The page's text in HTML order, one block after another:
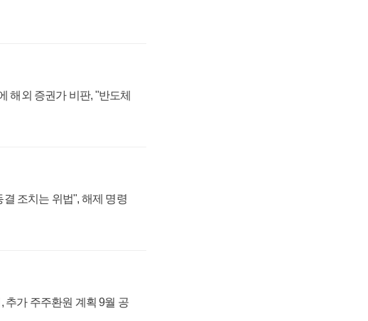
해외 증권가 비판, "반도체
조치는 위법", 해제 명령
추가 주주환원 계획 9월 공